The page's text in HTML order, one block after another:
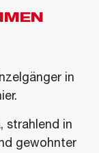
in
strahlend in
gewohnter